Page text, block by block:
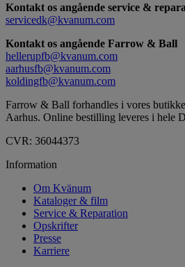
Kontakt os angående service &
servicedk@kvanum.com
Kontakt os angående Farrow & Ball
hellerupfb@kvanum.com
aarhusfb@kvanum.com
koldingfb@kvanum.com
Farrow & Ball forhandles i vores
Aarhus. Online bestilling leveres i hele
CVR: 36044373
Information
Om Kvänum
Kataloger & film
Service & Reparation
Opskrifter
Presse
Karriere